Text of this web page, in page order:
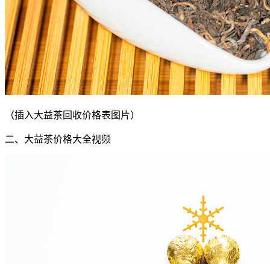
（插入大益茶回收价格表图片）
二、大益茶价格大全视频